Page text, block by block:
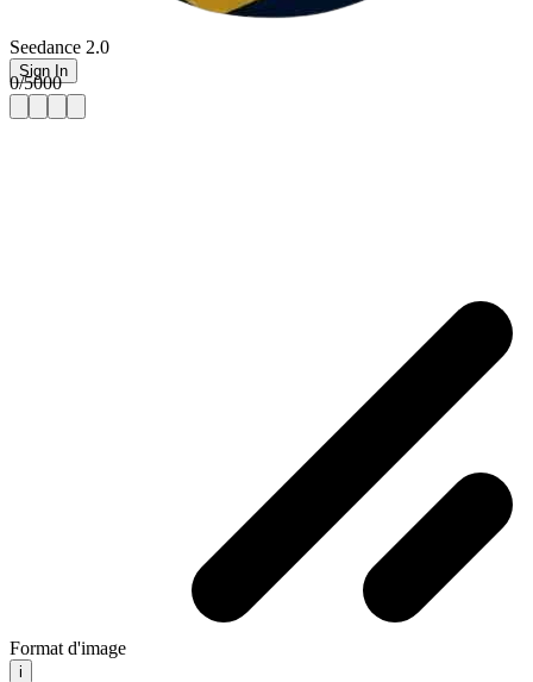
Seedance 2.0
Sign In
0/5000
Format d'image
i